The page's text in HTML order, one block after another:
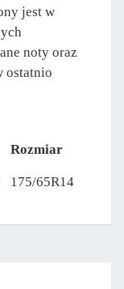
jest w
noty oraz
ostatnio
Rozmiar
175/65R14